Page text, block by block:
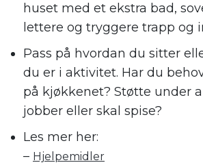
huset med et ekstra bad,
lettere og tryggere trapp og
Pass på hvordan du sitter
du er i aktivitet. Har du
på kjøkkenet? Støtte under
jobber eller skal spise?
Les mer her:
– Hjelpemidler